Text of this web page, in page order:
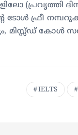
(പ്രവൃത്തി
ഫ്രീ
മിസ്സ്ഡ് കോള്‍
IELTS